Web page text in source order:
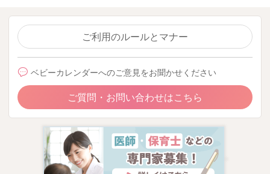
ご利用のルールとマナー
ベビーカレンダーへのご意見をお聞かせください
ご質問・お問い合わせはこちら